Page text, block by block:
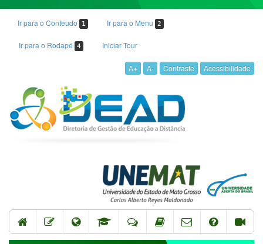
Ir para o Conteudo 1 Ir para o Menu 2
Ir para o Rodapé 4 Iniciar Tour
A+ A- Contraste Acessibilidade